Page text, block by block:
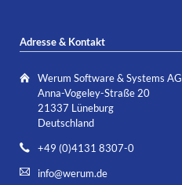
Adresse & Kontakt
Werum Software & Systems AG
Anna-Vogeley-Straße 20
21337 Lüneburg
Deutschland
+49 (0)4131 8307-0
info@werum.de